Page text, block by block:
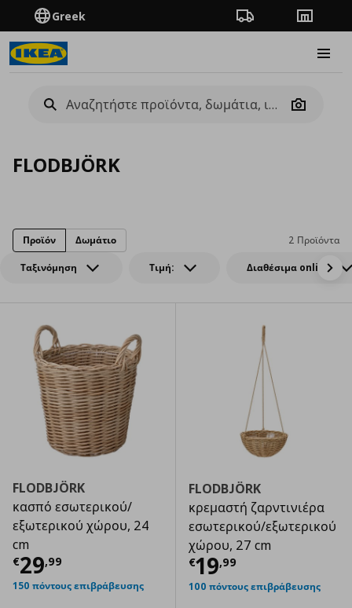
Greek Πορεία παραγγελίας
Camera
FLODBJÖRK
Ταξινόμηση Τιμή: Διαθέσιμα online
2 Προϊόντα
Προϊόν Δωμάτιο
FLODBJÖRK
κασπό εσωτερικού/
εξωτερικού χώρου, 24
cm
€29,99
Τρέχουσα τιμή € 29,99
150 πόντους επιβράβευσης
FLODBJÖRK
κρεμαστή ζαρντινιέρα
εσωτερικού/εξωτερικού
χώρου, 27 cm
€19,99
Τρέχουσα
100 πόντους επιβράβευσης